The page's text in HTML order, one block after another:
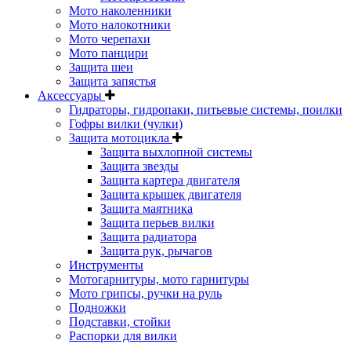
Мото наколенники
Мото налокотники
Мото черепахи
Мото панцири
Защита шеи
Защита запястья
Аксессуары
Гидраторы, гидропаки, питьевые системы, поилки
Гофры вилки (чулки)
Защита мотоцикла
Защита выхлопной системы
Защита звезды
Защита картера двигателя
Защита крышек двигателя
Защита маятника
Защита перьев вилки
Защита радиатора
Защита рук, рычагов
Инструменты
Мотогарнитуры, мото гарнитуры
Мото грипсы, ручки на руль
Подножки
Подставки, стойки
Распорки для вилки